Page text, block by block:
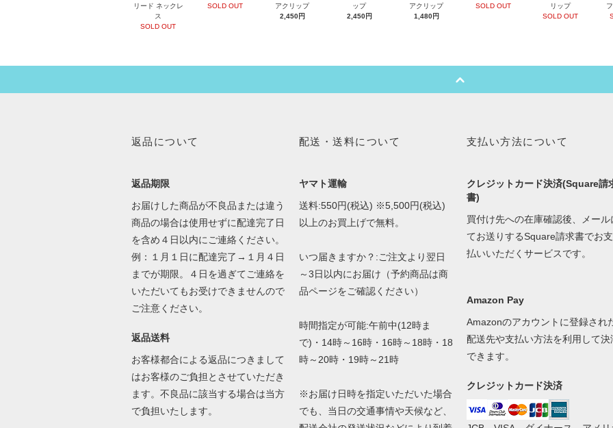
リード ネックレ
ス
SOLD OUT
SOLD OUT
アクリップ
2,450円
ップ
2,450円
アクリップ
1,480円
SOLD OUT
リップ
SOLD OUT
返品について
返品期限
お届けした商品が不良品または違う
商品の場合は使用せずに配達完了日
を含め４日以内にご連絡ください。
例：１月１日に配達完了→１月４日
までが期限。４日を過ぎてご連絡を
いただいてもお受けできませんので
ご注意ください。
返品送料
お客様都合による返品につきまして
はお客様のご負担とさせていただき
ます。不良品に該当する場合は当方
で負担いたします。
配送・送料について
ヤマト運輸
送料:550円(税込) ※5,500円(税込)
以上のお買上げで無料。
いつ届きますか？:ご注文より翌日
～3日以内にお届け（予約商品は商
品ページをご確認ください）
時間指定が可能:午前中(12時ま
で)・14時～16時・16時～18時・18
時～20時・19時～21時
※お届け日時を指定いただいた場合
でも、当日の交通事情や天候など、
支払い方法について
クレジットカード決済(Square請
書)
買付け先への在庫確認後、メール
てお送りするSquare請求書でお支
払いいただくサービスです。
Amazon Pay
Amazonのアカウントに登録され
配送先や支払い方法を利用して決
できます。
クレジットカード決済